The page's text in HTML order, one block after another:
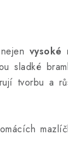
vysoké
sladké
tvorbu a